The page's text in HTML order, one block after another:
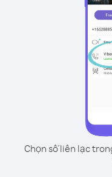
Chọn số liên lạc